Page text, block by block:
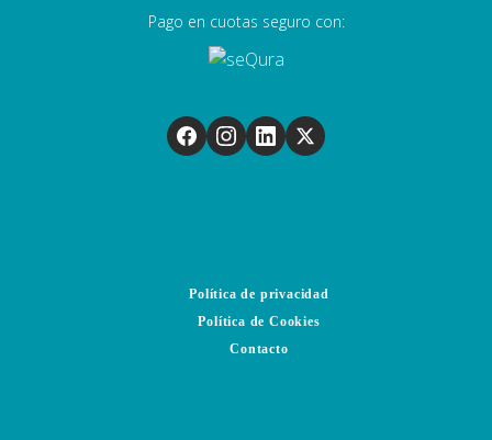
Pago en cuotas seguro con:
Política de privacidad
Política de Cookies
Contacto